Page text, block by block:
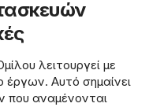
λειτουργεί με
έργων. Αυτό σημαίνει
που αναμένονται